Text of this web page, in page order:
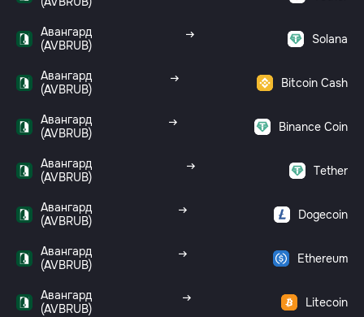
Авангард
(AVBRUB)
Solana
Авангард
(AVBRUB)
Bitcoin Cash
Авангард
(AVBRUB)
Binance Coin
Авангард
(AVBRUB)
Tether
Авангард
(AVBRUB)
Dogecoin
Авангард
(AVBRUB)
Ethereum
Авангард
(AVBRUB)
Litecoin